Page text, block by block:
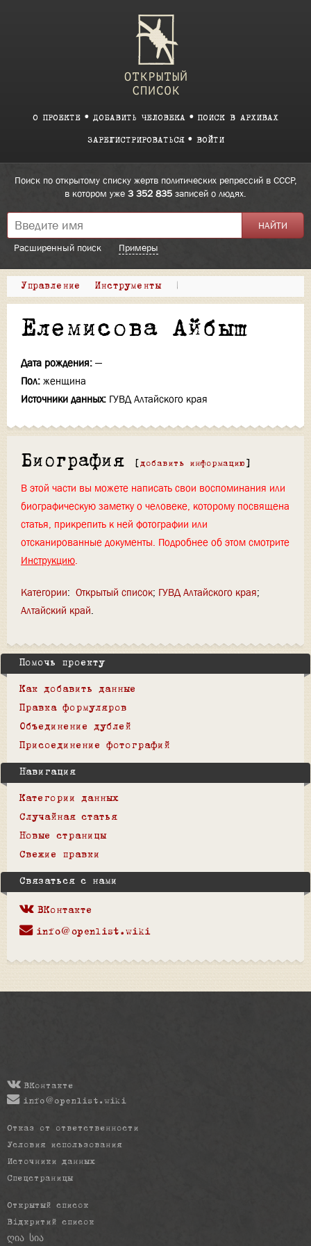
О ПРОЕКТЕ ДОБАВИТЬ ЧЕЛОВЕКА ПОИСК В АРХИВАХ
ЗАРЕГИСТРИРОВАТЬСЯ ВОЙТИ
Поиск по открытому списку жертв политических репрессий в СССР,
в котором уже 3 352 835 записей о людях.
Расширенный поиск Примеры
Управление Инструменты |
Елемисова Айбыш
Дата рождения: —
Пол: женщина
Источники данных: ГУВД Алтайского края
Биография [ добавить информацию ]
В этой части вы можете написать свои воспоминания или
биографическую заметку о человеке, которому посвящена
статья, прикрепить к ней фотографии или
отсканированные документы. Подробнее об этом смотрите
Инструкцию.
Категории: Открытый список ГУВД Алтайского края
Алтайский край
Помочь проекту
Как добавить данные
Правка формуляров
Объединение дублей
Присоединение фотографий
Навигация
Категории данных
Случайная статья
Новые страницы
Свежие правки
Связаться с нами
ВКонтакте
info@openlist.wiki
ВКонтакте
info@openlist.wiki
Отказ от ответственности
Условия использования
Источники данных
Спецстраницы
Открытый список
Відкритий список
ღია სია